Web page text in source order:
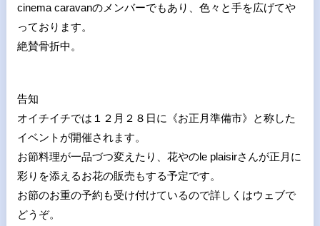
cinema caravanのメンバーでもあり、色々と手を広げてや
っております。
絶賛骨折中。
告知
オイチイチでは１２月２８日に《お正月準備市》と称した
イベントが開催されます。
お節料理が一品づつ変えたり、花やのle plaisirさんが正月に
彩りを添えるお花の販売もする予定です。
お節のお重の予約も受け付けているので詳しくはウェブで
どうぞ。